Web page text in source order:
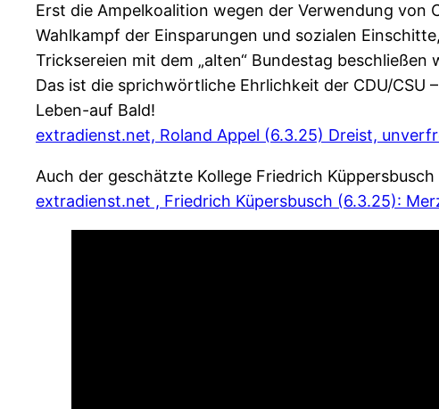
Erst die Ampelkoalition wegen der Verwendung von
Wahlkampf der Einsparungen und sozialen
Tricksereien mit dem „alten“ Bundestag beschließen
Das ist die sprichwörtliche Ehrlichkeit der CDU/CSU
Leben-auf Bald!
extradienst.net, Roland Appel (6.3.25) Dreist,
Auch der geschätzte Kollege Friedrich
extradienst.net , Friedrich Küpersbusch (6.3.25):